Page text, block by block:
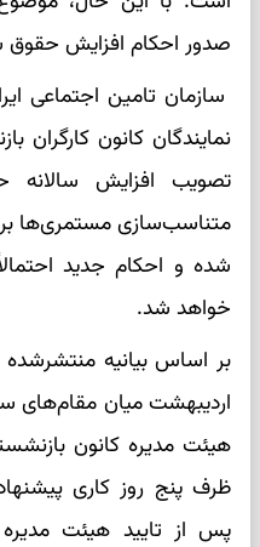
صدور احکام افزایش حقوق سال ۱۴۰۵ مربوط
سازمان تامین اجتماعی
نمایندگان کانون کارگران
تصویب افزایش
شده و احکام جدید
خواهد شد.
اردیبهشت میان مقام‌های
هیئت مدیره کانون
ظرف پنج روز کاری
پس از تایید هیئت